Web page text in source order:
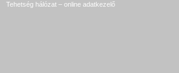
Tehetség hálózat – online adatkezelő